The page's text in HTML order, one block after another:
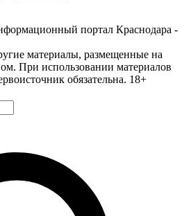
портал Краснодара -
материалы, размещенные на
При использовании материалов
обязательна. 18+